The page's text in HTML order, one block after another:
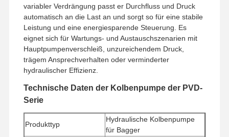
variabler Verdrängung passt er Durchfluss und Druck
automatisch an die Last an und sorgt so für eine stabile
Leistung und eine energiesparende Steuerung. Es
eignet sich für Wartungs- und Austauschszenarien mit
Hauptpumpenverschleiß, unzureichendem Druck,
trägem Ansprechverhalten oder verminderter
hydraulischer Effizienz.
Technische Daten der Kolbenpumpe der PVD-
Serie
Produkttyp
Hydraulische Kolbenpumpe
für Bagger